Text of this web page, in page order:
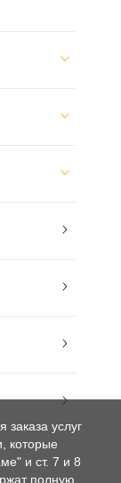
услуг
которые
и ст. 7 и 8
полную